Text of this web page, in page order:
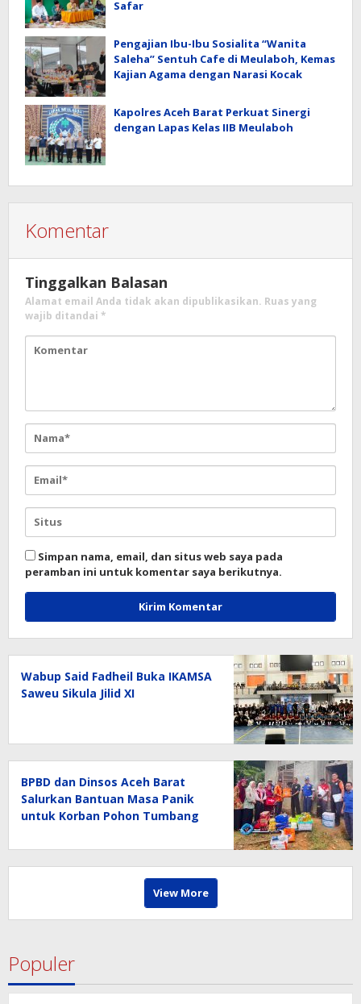
Safar
Pengajian Ibu-Ibu Sosialita “Wanita
Saleha” Sentuh Cafe di Meulaboh, Kemas
Kajian Agama dengan Narasi Kocak
Kapolres Aceh Barat Perkuat Sinergi
dengan Lapas Kelas IIB Meulaboh
Komentar
Tinggalkan Balasan
Alamat email Anda tidak akan dipublikasikan. Ruas yang
wajib ditandai *
Simpan nama, email, dan situs web saya pada
peramban ini untuk komentar saya berikutnya.
Wabup Said Fadheil Buka IKAMSA
Saweu Sikula Jilid XI
BPBD dan Dinsos Aceh Barat
Salurkan Bantuan Masa Panik
untuk Korban Pohon Tumbang
View More
Populer